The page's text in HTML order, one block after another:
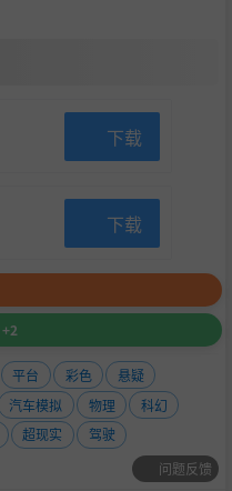
下载
下载
+2
平台 彩色
悬疑
汽车模拟 物理
科幻
超现实
驾驶
问题反馈